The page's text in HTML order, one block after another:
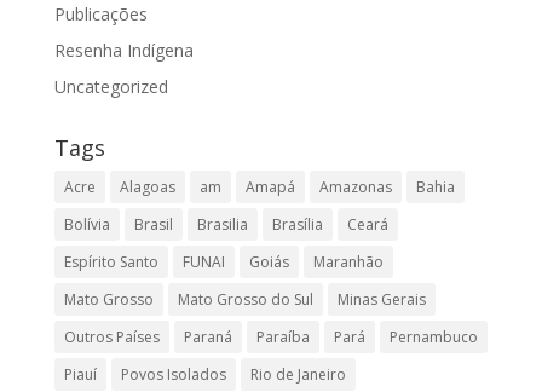
Publicações
Resenha Indígena
Uncategorized
Tags
Acre Alagoas am Amapá Amazonas
Bahia
Bolívia
Brasil Brasilia Brasília
Ceará
Espírito Santo
FUNAI Goiás
Maranhão
Mato Grosso
Mato Grosso do Sul
Minas Gerais
Outros Países
Paraná Paraíba Pará
Pernambuco
Piauí
Povos Isolados
Rio de Janeiro